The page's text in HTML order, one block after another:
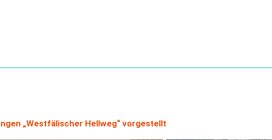
„Westfälischer Hellweg“ vorgestellt